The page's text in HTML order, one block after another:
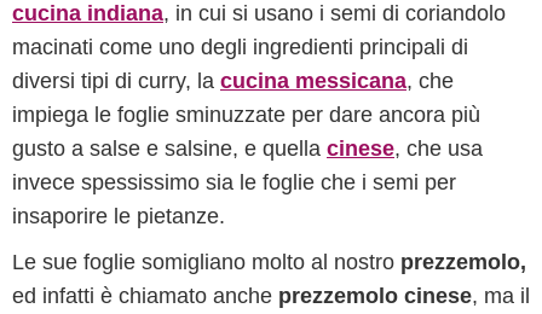
cucina indiana, in cui si usano i semi di coriandolo
macinati come uno degli ingredienti principali di
diversi tipi di curry, la cucina messicana, che
impiega le foglie sminuzzate per dare ancora più
gusto a salse e salsine, e quella cinese, che usa
invece spessissimo sia le foglie che i semi per
insaporire le pietanze.
Le sue foglie somigliano molto al nostro prezzemolo,
ed infatti è chiamato anche prezzemolo cinese, ma il